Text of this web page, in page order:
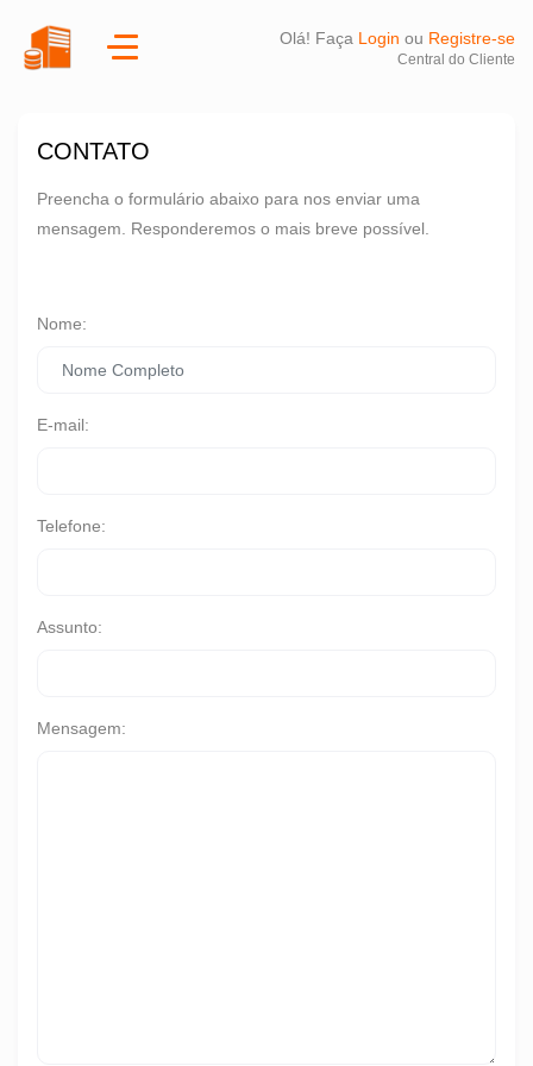
Olá! Faça Login ou Registre-se
Central do Cliente
CONTATO
Preencha o formulário abaixo para nos enviar uma
mensagem. Responderemos o mais breve possível.
Nome:
E-mail:
Telefone:
Assunto:
Mensagem: